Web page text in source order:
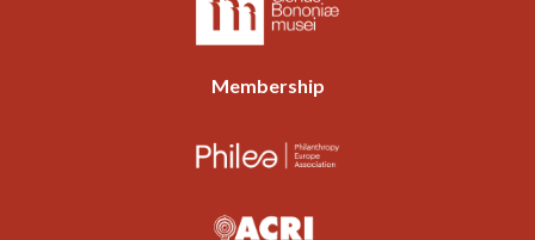
Membership